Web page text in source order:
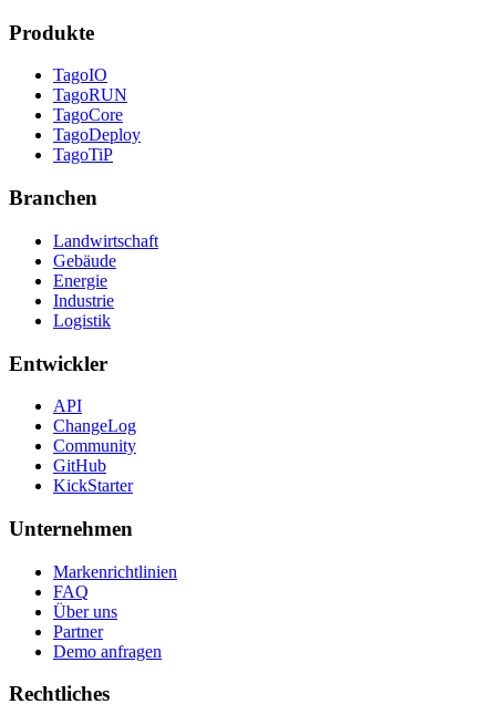
Produkte
TagoIO
TagoRUN
TagoCore
TagoDeploy
TagoTiP
Branchen
Landwirtschaft
Gebäude
Energie
Industrie
Logistik
Entwickler
API
ChangeLog
Community
GitHub
KickStarter
Unternehmen
Markenrichtlinien
FAQ
Über uns
Partner
Demo anfragen
Rechtliches